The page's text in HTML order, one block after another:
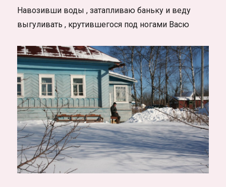
Навозивши воды , затапливаю баньку и веду
выгуливать , крутившегося под ногами Васю